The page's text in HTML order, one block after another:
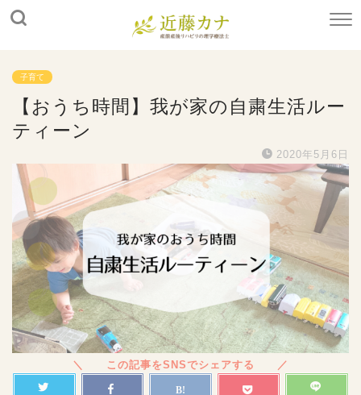
子育て
【おうち時間】我が家の自粛生活ルー
ティーン
2020年5月6日